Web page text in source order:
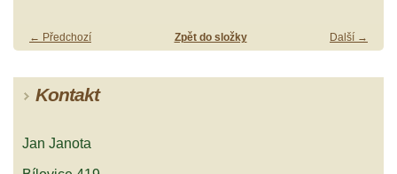
← Předchozí Další →
Zpět do složky
Kontakt
Jan Janota